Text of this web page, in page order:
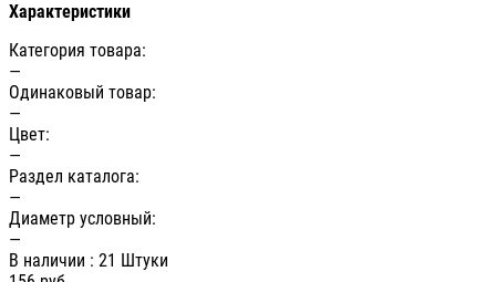
Характеристики
Категория товара:
—
Одинаковый товар:
—
Цвет:
—
Раздел каталога:
—
Диаметр условный:
—
В наличии : 21 Штуки